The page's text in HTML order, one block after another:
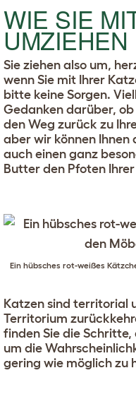
l
e
d
r
o
d
o
w
n
WIE SIE
UMZIEHEN
Sie ziehen also um,
wenn Sie mit Ihrer
bitte keine Sorgen.
Gedanken darüber,
den Weg zurück zu
aber wir können
auch einen ganz
Butter den Pfoten
Ein hübsches rot-weißes
Katzen sind territorial
Territorium
finden Sie die Schritte,
um die
gering wie möglich zu